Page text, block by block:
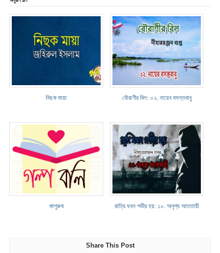
নিছক মায়া বৌরাণীর বিল: ০২. নায়েব বসন্তবাবু
কাপুরুষ রাত্রি যখন গভীর হয়: ১০. অদৃশ্য আততায়ী
Share This Post